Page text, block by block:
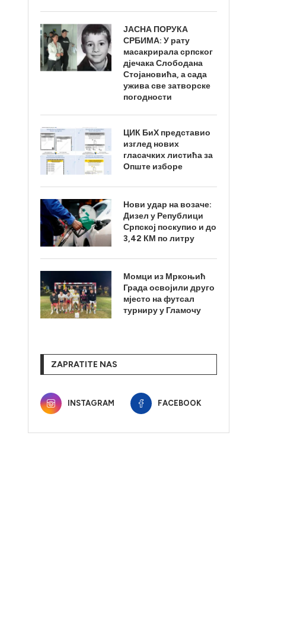
ЈАСНА ПОРУКА
СРБИМА: У рату
масакрирала српског
дјечака Слободана
Стојановића, а сада
ужива све затворске
погодности
ЦИК БиХ представио
изглед нових
гласачких листића за
Опште изборе
Нови удар на возаче:
Дизел у Републици
Српској поскупио и до
3,42 КМ по литру
Момци из Мркоњић
Града освојили друго
мјесто на футсал
турниру у Гламочу
ZAPRATITE NAS
INSTAGRAM FACEBOOK